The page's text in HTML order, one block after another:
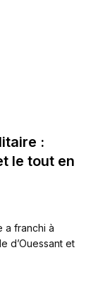
:
le tout en
a franchi à
d’Ouessant et